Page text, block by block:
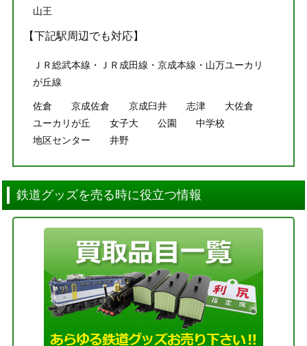
山王
【下記駅周辺でも対応】
ＪＲ総武本線・ＪＲ成田線・京成本線・山万ユーカリ
が丘線
佐倉 京成佐倉 京成臼井 志津
大佐倉
ユーカリが丘
女子大 公園
中学校
地区センター
井野
鉄道グッズを売る時に役立つ情報